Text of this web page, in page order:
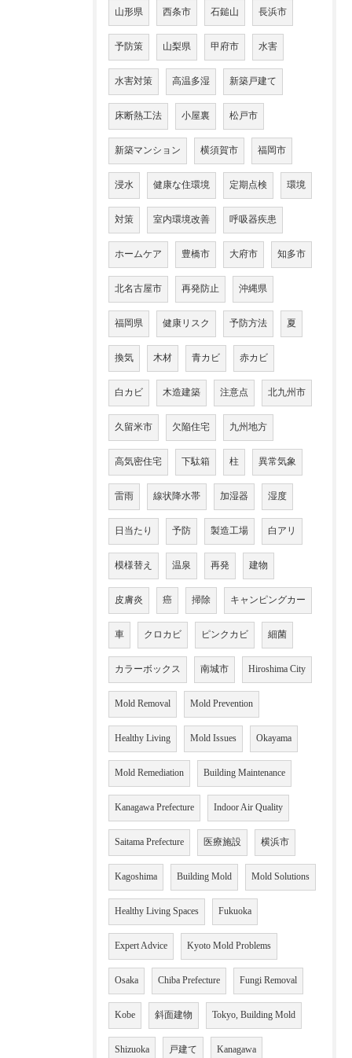
山形県 西条市 石鎚山 長浜市
予防策 山梨県 甲府市 水害
水害対策 高温多湿 新築戸建て
床断熱工法 小屋裏 松戸市
新築マンション 横須賀市 福岡市
浸水 健康な住環境 定期点検 環境
対策 室内環境改善 呼吸器疾患
ホームケア 豊橋市 大府市 知多市
北名古屋市 再発防止 沖縄県
福岡県 健康リスク 予防方法 夏
換気 木材 青カビ 赤カビ
白カビ 木造建築 注意点 北九州市
久留米市 欠陥住宅 九州地方
高気密住宅 下駄箱 柱 異常気象
雷雨 線状降水帯 加湿器 湿度
日当たり 予防 製造工場 白アリ
模様替え 温泉 再発 建物
皮膚炎 癌 掃除 キャンピングカー
車 クロカビ ピンクカビ 細菌
カラーボックス 南城市 Hiroshima City
Mold Removal Mold Prevention
Healthy Living Mold Issues Okayama
Mold Remediation Building Maintenance
Kanagawa Prefecture Indoor Air Quality
Saitama Prefecture 医療施設 横浜市
Kagoshima Building Mold Mold Solutions
Healthy Living Spaces Fukuoka
Expert Advice Kyoto Mold Problems
Osaka Chiba Prefecture Fungi Removal
Kobe 斜面建物 Tokyo, Building Mold
Shizuoka 戸建て Kanagawa